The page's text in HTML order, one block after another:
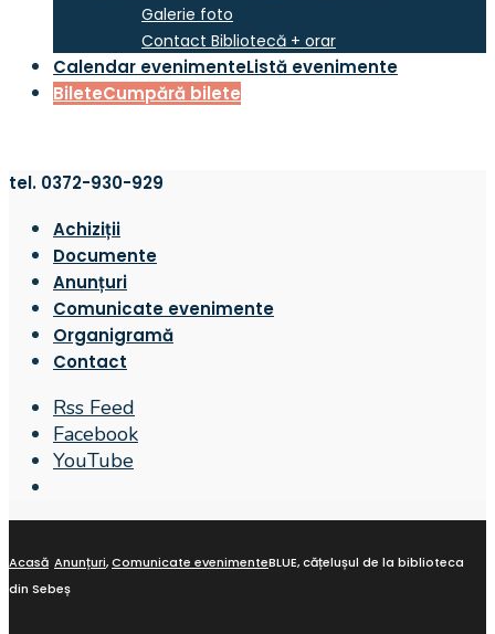
Galerie foto
Contact Bibliotecă + orar
Calendar evenimenteListă evenimente
BileteCumpără bilete
tel. 0372-930-929
Achiziții
Documente
Anunțuri
Comunicate evenimente
Organigramă
Contact
Rss Feed
Facebook
YouTube
Search
Acasă Anunțuri,Comunicate evenimenteBLUE, cățelușul de la biblioteca
din Sebeș